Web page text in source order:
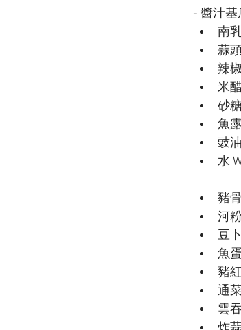
- 醬汁基
南
蒜
辣
米
砂
魚
豉
水
豬
河
豆
魚
豬
通
雲